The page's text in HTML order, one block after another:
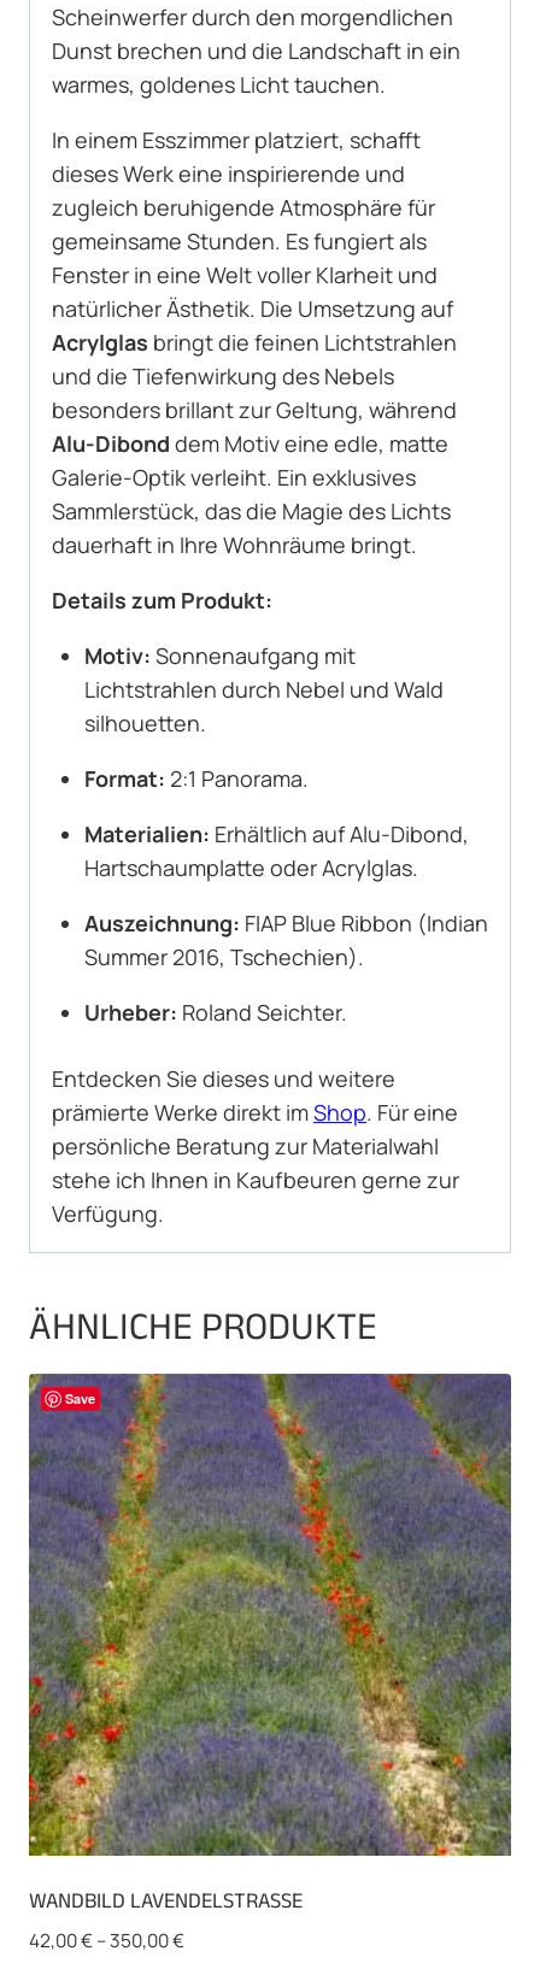
Scheinwerfer durch den morgendlichen
Dunst brechen und die Landschaft in ein
warmes, goldenes Licht tauchen.
In einem Esszimmer platziert, schafft
dieses Werk eine inspirierende und
zugleich beruhigende Atmosphäre für
gemeinsame Stunden. Es fungiert als
Fenster in eine Welt voller Klarheit und
natürlicher Ästhetik. Die Umsetzung auf
Acrylglas bringt die feinen Lichtstrahlen
und die Tiefenwirkung des Nebels
besonders brillant zur Geltung, während
Alu-Dibond dem Motiv eine edle, matte
Galerie-Optik verleiht. Ein exklusives
Sammlerstück, das die Magie des Lichts
dauerhaft in Ihre Wohnräume bringt.
Details zum Produkt:
Motiv: Sonnenaufgang mit
Lichtstrahlen durch Nebel und Wald
silhouetten.
Format: 2:1 Panorama.
Materialien: Erhältlich auf Alu-Dibond,
Hartschaumplatte oder Acrylglas.
Auszeichnung: FIAP Blue Ribbon (Indian
Summer 2016, Tschechien).
Urheber: Roland Seichter.
Entdecken Sie dieses und weitere
prämierte Werke direkt imShop. Für eine
persönliche Beratung zur Materialwahl
stehe ich Ihnen in Kaufbeuren gerne zur
Verfügung.
ÄHNLICHE PRODUKTE
Save
WANDBILD LAVENDELSTRASSE
42,00€–350,00€